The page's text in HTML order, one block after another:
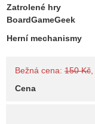
Zatrolené hry
BoardGameGeek
Herní mechanismy
Bežná cena: 150 Kč
Cena